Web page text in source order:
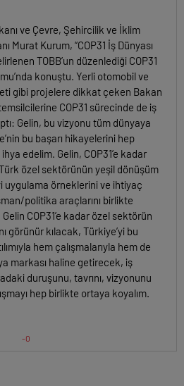
ve Çevre, Şehircilik ve İklim
Murat Kurum, “COP31 İş Dünyası
TOBB’un düzenlediği COP31
konuştu. Yerli otomobil ve
gibi projelere dikkat çeken Bakan
COP31 sürecinde de iş
Gelin, bu vizyonu tüm dünyaya
bu başarı hikayelerini hep
edelim. Gelin, COP31’e kadar
özel sektörünün yeşil dönüşüm
uygulama örneklerini ve ihtiyaç
politika araçlarını birlikte
COP31’e kadar özel sektörün
görünür kılacak, Türkiye’yi bu
hem çalışmalarıyla hem de
markası haline getirecek, iş
duruşunu, tavrını, vizyonunu
hep birlikte ortaya koyalım.
-0